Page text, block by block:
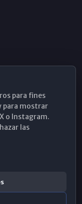
para fines
para mostrar
o Instagram.
las